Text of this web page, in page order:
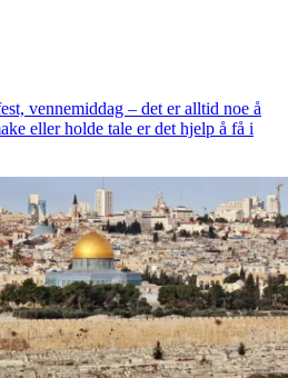
vennemiddag – det er alltid noe å
eller holde tale er det hjelp å få i